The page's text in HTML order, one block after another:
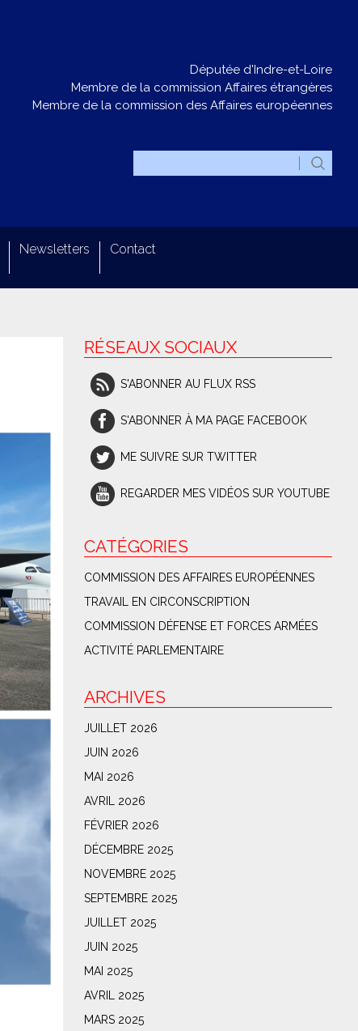
Députée d'Indre-et-Loire
Membre de la commission Affaires étrangères
Membre de la commission des Affaires européennes
Newsletters Contact
RÉSEAUX SOCIAUX
S'ABONNER AU FLUX RSS
S'ABONNER À MA PAGE FACEBOOK
ME SUIVRE SUR TWITTER
REGARDER MES VIDÉOS SUR YOUTUBE
CATÉGORIES
COMMISSION DES AFFAIRES EUROPÉENNES
TRAVAIL EN CIRCONSCRIPTION
COMMISSION DÉFENSE ET FORCES ARMÉES
ACTIVITÉ PARLEMENTAIRE
ARCHIVES
JUILLET 2026
JUIN 2026
MAI 2026
AVRIL 2026
FÉVRIER 2026
DÉCEMBRE 2025
NOVEMBRE 2025
SEPTEMBRE 2025
JUILLET 2025
JUIN 2025
MAI 2025
AVRIL 2025
MARS 2025